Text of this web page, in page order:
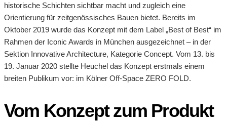
historische Schichten sichtbar macht und zugleich eine
Orientierung für zeitgenössisches Bauen bietet. Bereits im
Oktober 2019 wurde das Konzept mit dem Label „Best of Best“ im
Rahmen der Iconic Awards in München ausgezeichnet – in der
Sektion Innovative Architecture, Kategorie Concept. Vom 13. bis
19. Januar 2020 stellte Heuchel das Konzept erstmals einem
breiten Publikum vor: im Kölner Off-Space ZERO FOLD.
Vom Konzept zum Produkt